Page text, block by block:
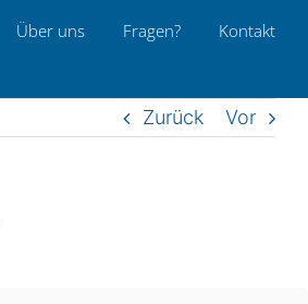
Über uns Fragen? Kon­takt
Zurück Vor